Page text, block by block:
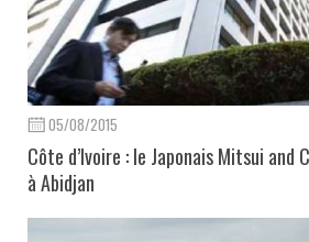
05/08/2015
Côte d’Ivoire : le Japonais Mitsui and
à Abidjan